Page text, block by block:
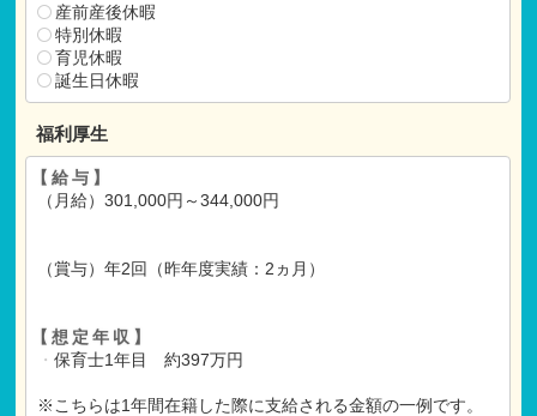
【ご選考】
書類選考
↓
面接
↓
内定
↓
ご入社
産前産後休暇
特別休暇
育児休暇
誕生日休暇
福利厚生
【給与】
（月給）301,000円～344,000円
（賞与）年2回（昨年度実績：2ヵ月）
【想定年収】
・ 保育士1年目 約397万円
※こちらは1年間在籍した際に支給される金額の一例です。